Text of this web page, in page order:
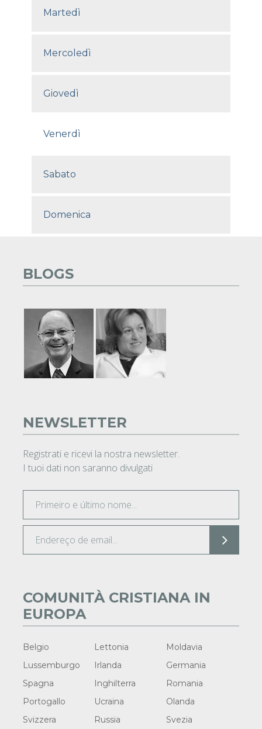
Martedì
Mercoledì
Giovedì
Venerdì
Sabato
Domenica
BLOGS
NEWSLETTER
Registrati e ricevi la nostra newsletter.
I tuoi dati non saranno divulgati
COMUNITÀ CRISTIANA IN
EUROPA
Belgio Lettonia
Moldavia
Lussemburgo
Irlanda
Germania
Spagna
Inghilterra
Romania
Portogallo
Ucraina
Olanda
Svizzera
Russia Svezia